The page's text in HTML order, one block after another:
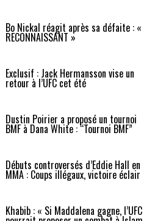
Bo Nickal réagit après sa défaite : «
RECONNAISSANT »
Exclusif : Jack Hermansson vise un
retour à l’UFC cet été
Dustin Poirier a proposé un tournoi
BMF à Dana White : “Tournoi BMF”
Débuts controversés d’Eddie Hall en
MMA : Coups illégaux, victoire éclair
Khabib : « Si Maddalena gagne, l’UFC